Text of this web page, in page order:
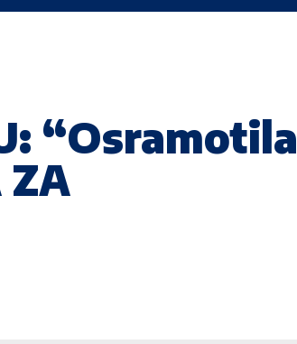
“Osramotila
ZA